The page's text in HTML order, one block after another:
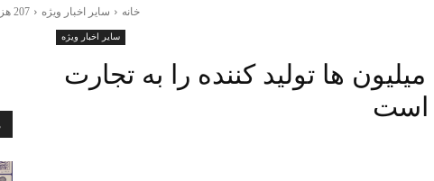
خانه سایر اخبار ویژه 207 هزار شرکت فعال، میلیون ها تولید کننده را به تجارت الکترونیکی...
سایر اخبار ویژه
میلیون ها تولید کننده را به تجارت
است